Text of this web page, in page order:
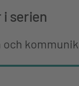
serien